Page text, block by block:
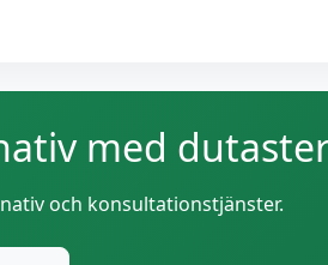
med
och konsultationstjänster.